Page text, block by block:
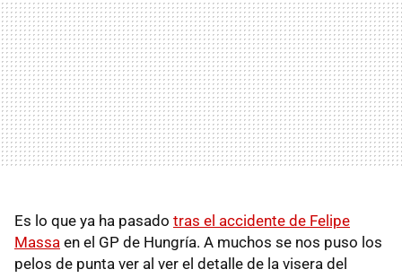
Es lo que ya ha pasado tras el accidente de Felipe
Massa en el GP de Hungría. A muchos se nos puso los
pelos de punta ver al ver el detalle de la visera del